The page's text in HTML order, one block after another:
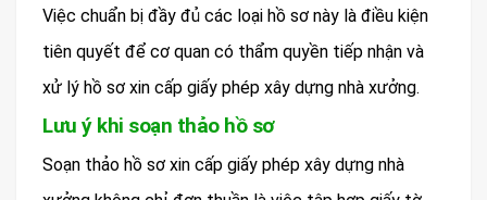
Việc chuẩn bị đầy đủ các loại hồ sơ này là điều kiện
tiên quyết để cơ quan có thẩm quyền tiếp nhận và
xử lý hồ sơ xin cấp giấy phép xây dựng nhà xưởng.
Lưu ý khi soạn thảo hồ sơ
Soạn thảo hồ sơ xin cấp giấy phép xây dựng nhà